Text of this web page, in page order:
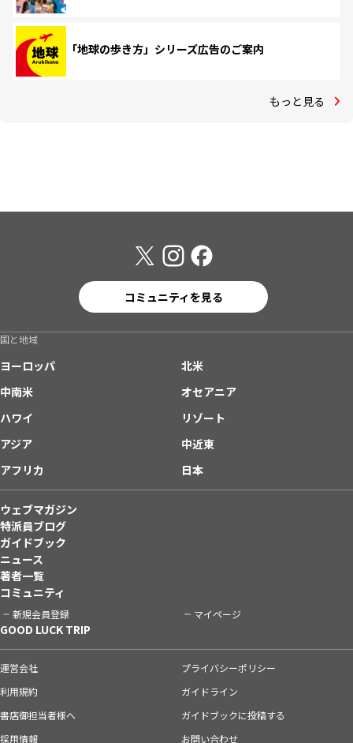
「地球の歩き方」シリーズ広告のご案内
もっと見る
コミュニティを見る
国と地域
ヨーロッパ
北米
中南米
オセアニア
ハワイ
リゾート
アジア
中近東
アフリカ
日本
ウェブマガジン
特派員ブログ
ガイドブック
ニュース
著者一覧
コミュニティ
新規会員登録 マイページ
GOOD LUCK TRIP
運営会社
プライバシーポリシー
利用規約
ガイドライン
書店御担当者様へ
ガイドブックに投稿する
採用情報
お問い合わせ